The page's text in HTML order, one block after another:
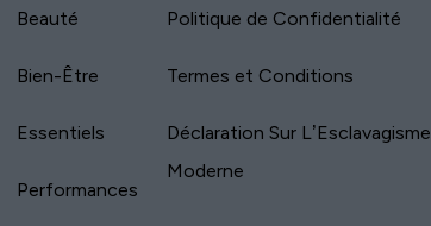
Beauté
Bien-Être
Essentiels
Performances
Politique de Confidentialité
Termes et Conditions
Déclaration Sur L’Esclavagisme
Moderne